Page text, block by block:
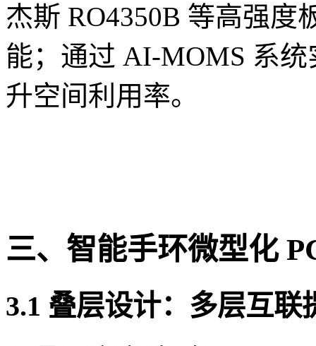
杰斯 RO4350B 等高强
能；通过 AI-MOMS 系
升空间利用率。
三、智能手环微型化
3.1 叠层设计：多层互联